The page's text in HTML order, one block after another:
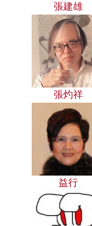
張建雄
張灼祥
益行